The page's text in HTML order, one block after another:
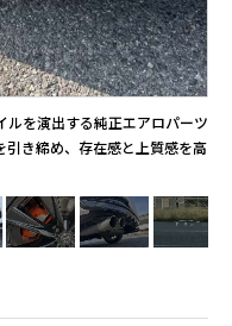
ルを演出する純正エアロパーツ
き締め、存在感と上質感を高